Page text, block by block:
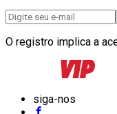
O registro implica a
siga-nos